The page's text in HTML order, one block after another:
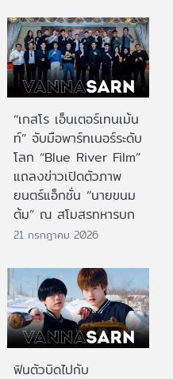
“เกสโร เอ็นเตอร์เทนเม้น
ท์” จับมือพาร์ทเนอร์ระดับ
โลก “Blue River Film”
แถลงข่าวเปิดตัวภาพ
ยนตร์แอ็กชั่น “นายขนม
ต้ม” ณ สโมสรทหารบก
21 กรกฎาคม 2026
ฟินตัวบิดไปกับ